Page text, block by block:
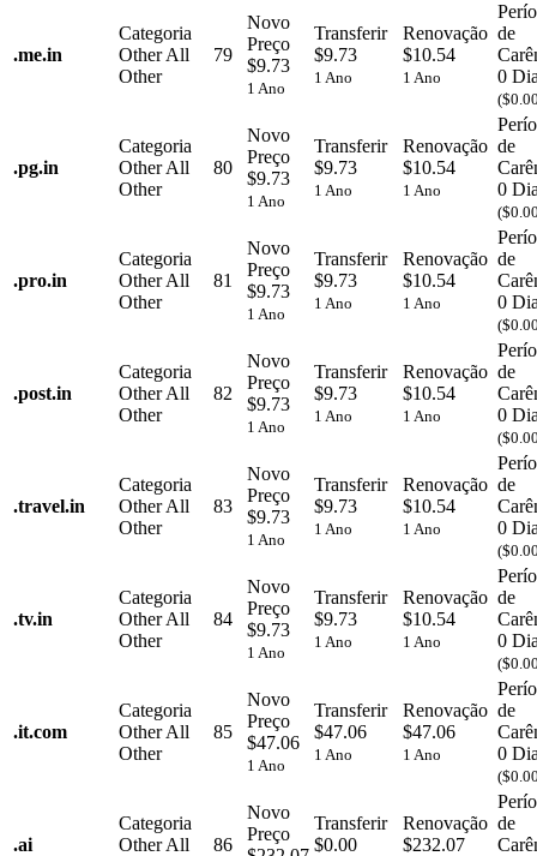
.me.in
Categoria
OtherAll
Other
79
Novo
Preço
$9.73
1 Ano
Transferir
$9.73
1 Ano
Renovação
$10.54
1 Ano
de
0
.pg.in
Categoria
OtherAll
Other
80
Novo
Preço
$9.73
1 Ano
Transferir
$9.73
1 Ano
Renovação
$10.54
1 Ano
de
0
.pro.in
Categoria
OtherAll
Other
81
Novo
Preço
$9.73
1 Ano
Transferir
$9.73
1 Ano
Renovação
$10.54
1 Ano
de
0
.post.in
Categoria
OtherAll
Other
82
Novo
Preço
$9.73
1 Ano
Transferir
$9.73
1 Ano
Renovação
$10.54
1 Ano
de
0
.travel.in
Categoria
OtherAll
Other
83
Novo
Preço
$9.73
1 Ano
Transferir
$9.73
1 Ano
Renovação
$10.54
1 Ano
de
0
.tv.in
Categoria
OtherAll
Other
84
Novo
Preço
$9.73
1 Ano
Transferir
$9.73
1 Ano
Renovação
$10.54
1 Ano
de
0
.it.com
Categoria
OtherAll
Other
85
Novo
Preço
$47.06
1 Ano
Transferir
$47.06
1 Ano
Renovação
$47.06
1 Ano
de
0
.ai
Categoria
OtherAll 86
Novo
Preço
Transferir
$0.00
Renovação
$232.07
de